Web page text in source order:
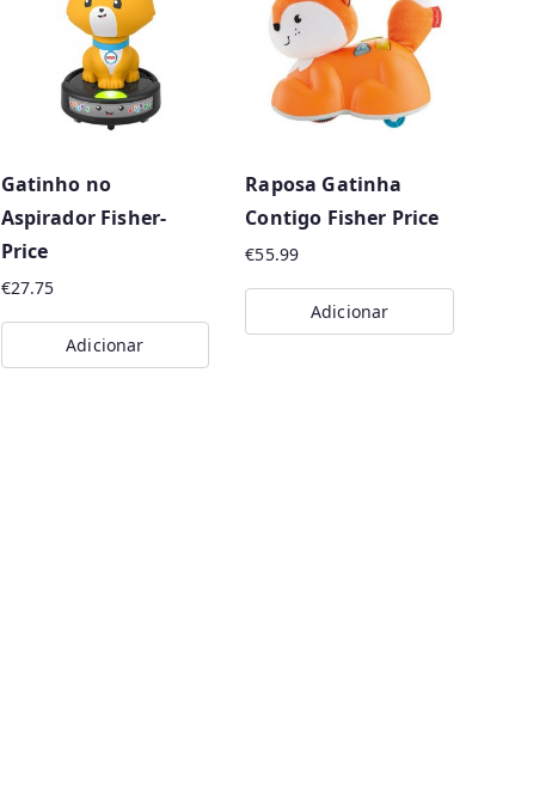
Gatinho no
Aspirador Fisher-
Price
€27.75
Adicionar
Raposa Gatinha
Contigo Fisher Price
€55.99
Adicionar